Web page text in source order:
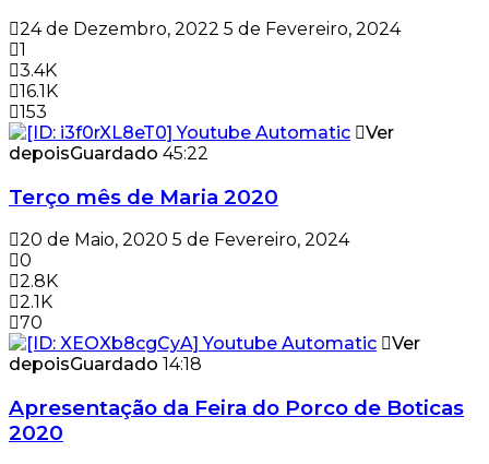
24 de Dezembro, 2022 5 de Fevereiro, 2024
1
3.4K
16.1K
153
Ver
depoisGuardado 45:22
Terço mês de Maria 2020
20 de Maio, 2020 5 de Fevereiro, 2024
0
2.8K
2.1K
70
Ver
depoisGuardado 14:18
Apresentação da Feira do Porco de Boticas
2020